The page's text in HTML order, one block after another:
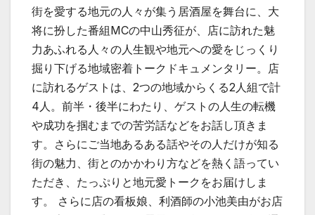
街を愛する地元の人々が集う居酒屋を舞台に、大
将に扮した番組MCの中山秀征が、店に訪れた魅
力あふれる人々の人生観や地元への愛をじっくり
掘り下げる地域密着トークドキュメンタリー。店
に訪れるゲストは、2つの地域からくる2人組で計
4人。前半・後半にわたり、ゲストの人生の転機
や成功を掴むまでの苦労話などをお話し頂きま
す。さらにご当地あるある話やその人だけが知る
街の魅力、街とのかかわり方などを熱く語ってい
ただき、たっぷりと地元愛トークをお届けしま
す。 さらに店の看板娘、利酒師の小池美由がお店